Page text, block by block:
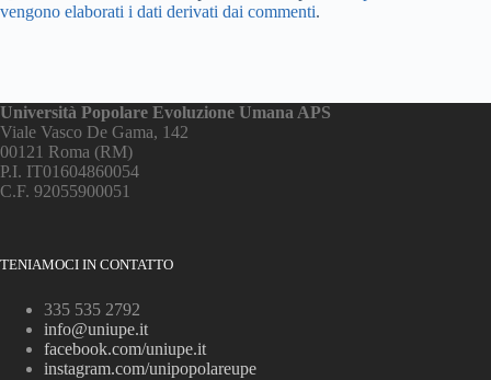
vengono elaborati i dati derivati dai commenti.
Università Popolare Evoluzione Umana APS
Viale Vasco De Gama, 142
00121 Roma (RM)
P.I. IT01604860054
C.F. 92055900051
TENIAMOCI IN CONTATTO
335 535 2792
info@uniupe.it
facebook.com/uniupe.it
instagram.com/unipopolareupe